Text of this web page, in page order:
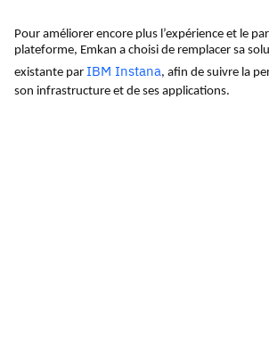
Pour améliorer encore plus l’expérience et le
plateforme, Emkan a choisi de remplacer sa
existante par IBM Instana, afin de suivre la
son infrastructure et de ses applications.